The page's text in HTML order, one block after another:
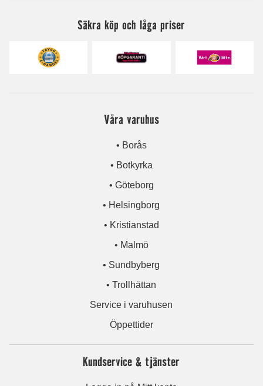
Säkra köp och låga priser
Våra varuhus
• Borås
• Botkyrka
• Göteborg
• Helsingborg
• Kristianstad
• Malmö
• Sundbyberg
• Trollhättan
Service i varuhusen
Öppettider
Kundservice & tjänster